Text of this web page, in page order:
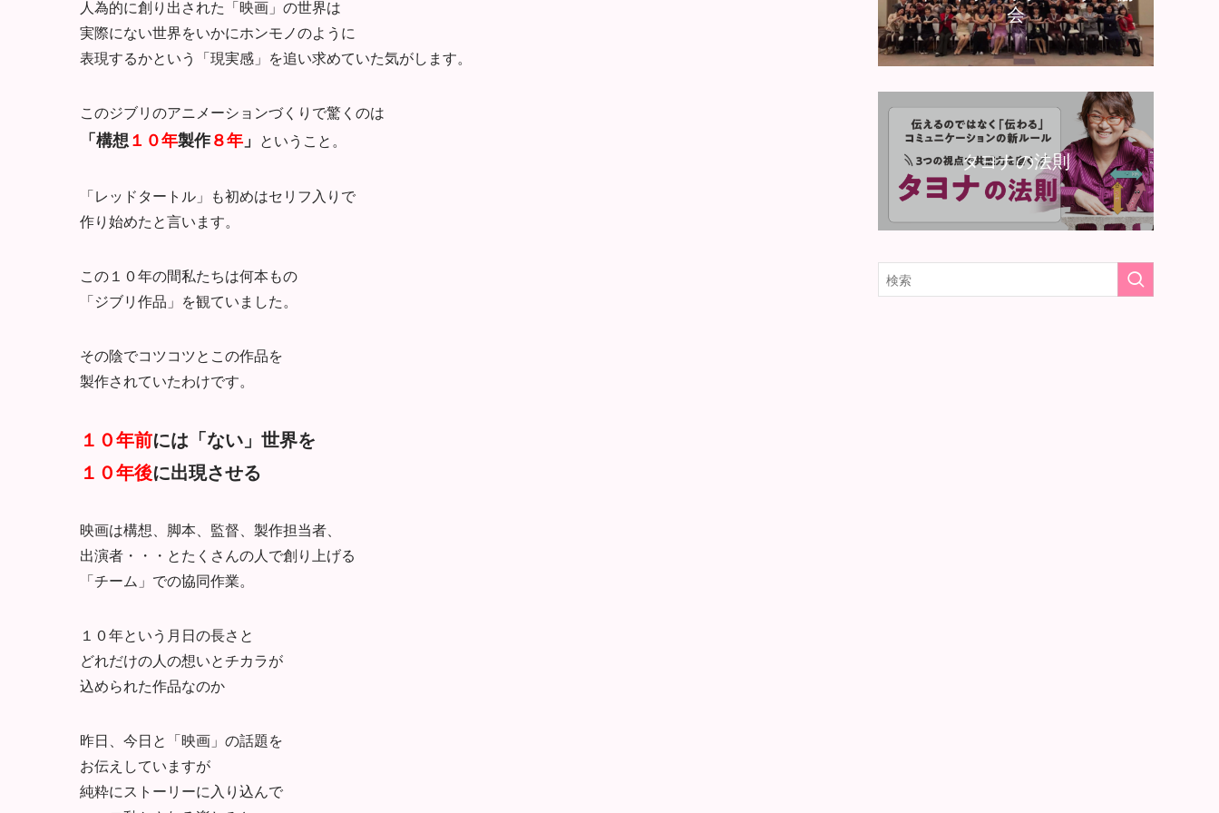
人為的に創り出された「映画」の世界は
実際にない世界をいかにホンモノのように
表現するかという「現実感」を追い求めていた気がします。
このジブリのアニメーションづくりで驚くのは
「構想１０年製作８年 」 ということ。
「レッドタートル」も初めはセリフ入りで
作り始めたと言います。
この１０年の間私たちは何本もの
「ジブリ作品」を観ていました。
その陰でコツコツとこの作品を
製作されていたわけです。
１０年前には「ない」世界を
１０年後に出現させる
映画は構想、脚本、監督、製作担当者、
出演者・・・とたくさんの人で創り上げる
「チーム」での協同作業。
１０年という月日の長さと
どれだけの人の想いとチカラが
込められた作品なのか
昨日、今日と「映画」の話題を
お伝えしていますが
純粋にストーリーに入り込んで
会
タヨナの法則